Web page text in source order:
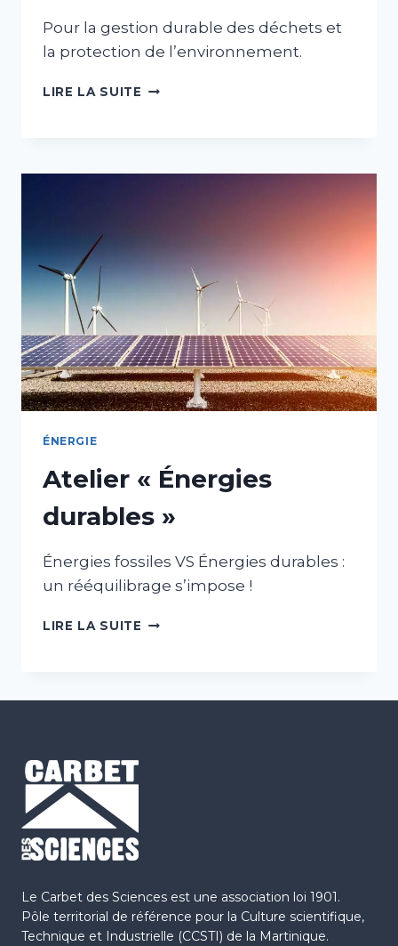
Pour la gestion durable des déchets et
la protection de l’environnement.
LIRE LA SUITE ATELIER
ÉNERGIE
Atelier « Énergies
durables »
Énergies fossiles VS Énergies durables :
un rééquilibrage s’impose !
LIRE LA SUITE ATELIER
Le Carbet des Sciences est une association loi 1901.
Pôle territorial de référence pour la Culture scientifique,
Technique et Industrielle (CCSTI) de la Martinique.